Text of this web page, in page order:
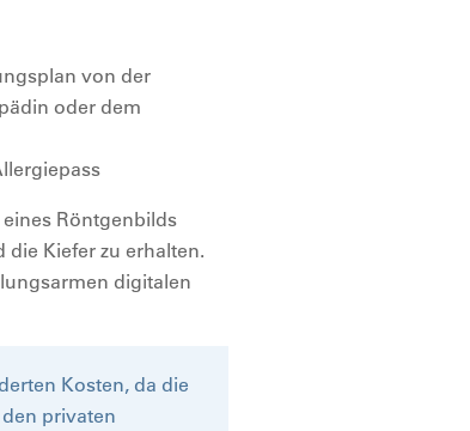
von der
oder dem
Röntgenbilds
Kiefer zu erhalten.
digitalen
Kosten, da die
privaten